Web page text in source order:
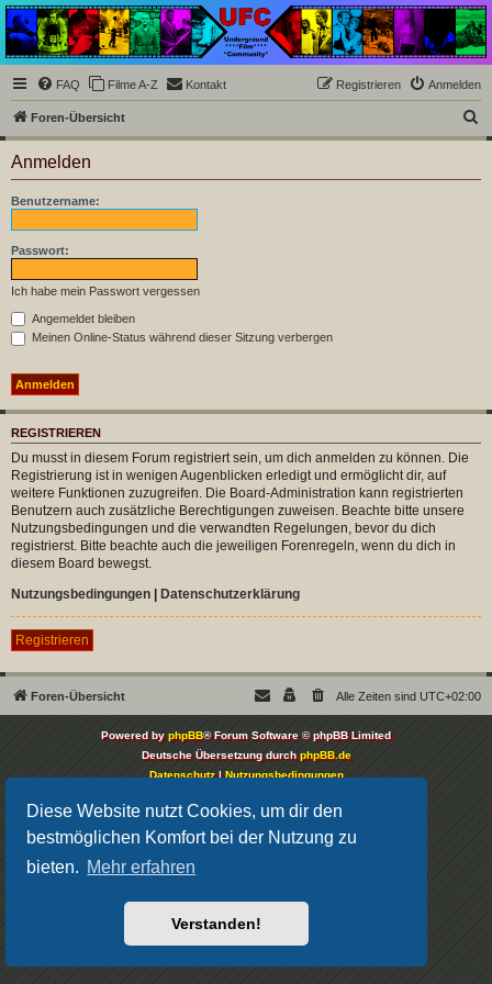
Diese Website nutzt Cookies, um dir den
bestmöglichen Komfort bei der Nutzung zu
bieten. Mehr erfahren
Verstanden!
Underground Film
Community
Die Underground Film Community ist ein deutschsprachiges Filmforum und ein Paradies
für Cineasten und Filmsüchtige jenseits des Mainstreams.
FAQ Filme A-Z Kontakt Anmelden
Registrieren
Foren-Übersicht
u
Anmelden
Benutzername:
Passwort:
Ich habe mein Passwort vergessen
Angemeldet bleiben
Meinen Online-Status während dieser Sitzung verbergen
REGISTRIEREN
Du musst in diesem Forum registriert sein, um dich anmelden zu können. Die
Registrierung ist in wenigen Augenblicken erledigt und ermöglicht dir, auf
weitere Funktionen zuzugreifen. Die Board-Administration kann registrierten
Benutzern auch zusätzliche Berechtigungen zuweisen. Beachte bitte unsere
Nutzungsbedingungen und die verwandten Regelungen, bevor du dich
registrierst. Bitte beachte auch die jeweiligen Forenregeln, wenn du dich in
diesem Board bewegst.
Nutzungsbedingungen
Datenschutzerklärung
Registrieren
Foren-Übersicht Alle Zeiten sind UTC+02:00
Powered byphpBB® Forum Software © phpBB Limited
Deutsche Übersetzung durchphpBB.de
Datenschutz|Nutzungsbedingungen